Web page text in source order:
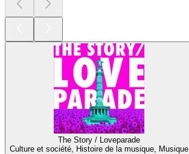
The Story / Loveparade
Culture et société, Histoire de la musique, Musique